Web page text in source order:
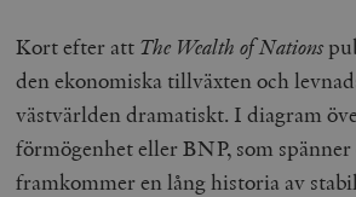
Kort efter att The Wealth of Nations
den ekonomiska tillväxten och
västvärlden dramatiskt. I diagram
förmögenhet eller BNP, som
framkommer en lång historia av